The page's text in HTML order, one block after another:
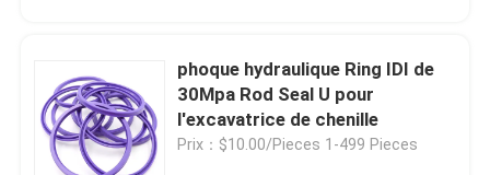
phoque hydraulique Ring IDI de
30Mpa Rod Seal U pour
l'excavatrice de chenille
Prix：$10.00/Pieces 1-499 Pieces